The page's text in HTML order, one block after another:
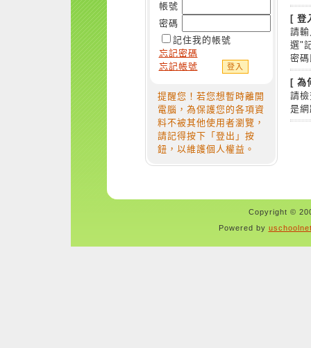
帳號
密碼
記住我的帳號
忘記密碼
忘記帳號
提醒您！若您想暫時離開
電腦，為保護您的各項資
料不被其他使用者瀏覽，
請記得按下「登出」按
鈕，以維護個人權益。
[ 登
請
選"
密
[ 為
請
是
Copyright ©
Powered by